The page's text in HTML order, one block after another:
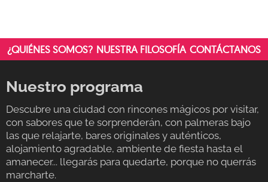
¿QUIÉNES SOMOS? NUESTRA FILOSOFÍA CONTÁCTANOS
Nuestro programa
Descubre una ciudad con rincones mágicos por visitar,
con sabores que te sorprenderán, con palmeras bajo
las que relajarte, bares originales y auténticos,
alojamiento agradable, ambiente de fiesta hasta el
amanecer... llegarás para quedarte, porque no querrás
marcharte.